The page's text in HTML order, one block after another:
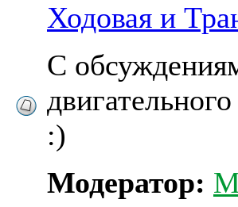
Ходовая и
С
:)
Модератор: